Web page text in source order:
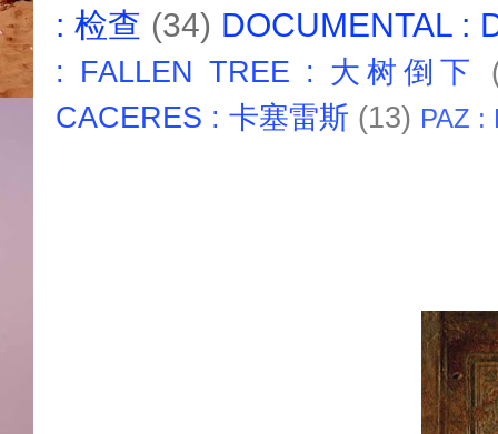
: 检查 (34) DOCUMENTAL :
: FALLEN TREE : 大树倒下
CACERES : 卡塞雷斯 (13) PAZ :